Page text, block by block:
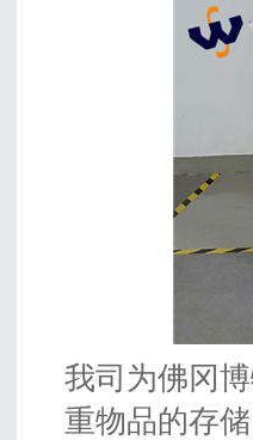
我司为佛冈
重物品的存